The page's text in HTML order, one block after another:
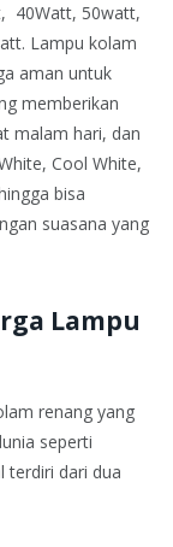
40Watt, 50watt,
Lampu kolam
aman untuk
memberikan
malam hari, dan
Cool White,
bisa
suasana yang
Lampu
renang yang
seperti
terdiri dari dua